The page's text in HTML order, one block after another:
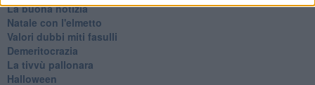
La buona notizia
Natale con l'elmetto
Valori dubbi miti fasulli
Demeritocrazia
La tivvù pallonara
Halloween